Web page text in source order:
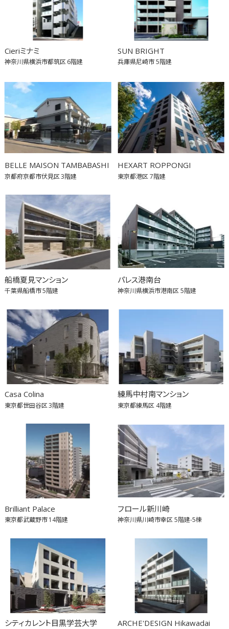
Cieriミナミ
神奈川県横浜市都筑区6階建
SUN BRIGHT
兵庫県尼崎市5階建
BELLE MAISON TAMBABASHI
京都府京都市伏見区3階建
HEXART ROPPONGI
東京都港区7階建
船橋夏見マンション
千葉県船橋市5階建
パレス港南台
神奈川県横浜市港南区5階建
Casa Colina
東京都世田谷区3階建
練馬中村南マンション
東京都練馬区 4階建
Brilliant Palace
東京都武蔵野市14階建
フロール新川崎
神奈川県川崎市幸区5階建-5棟
シティカレント目黒学芸大学 ARCHE'DESIGN Hikawadai